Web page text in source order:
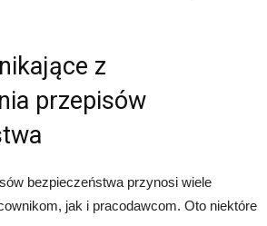
z
przepisów
bezpieczeństwa przynosi wiele
jak i pracodawcom. Oto niektóre